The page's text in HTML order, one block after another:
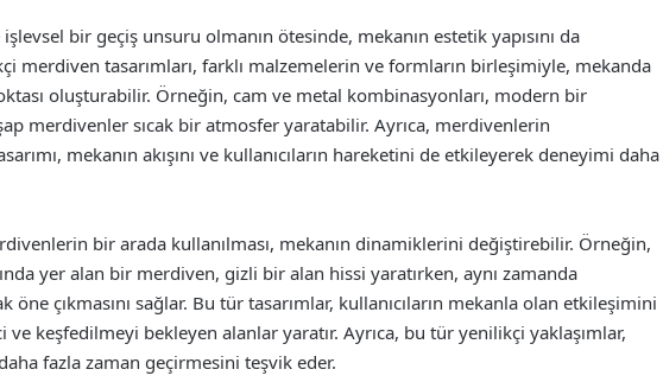
bir geçiş unsuru olmanın ötesinde, mekanın estetik yapısını da
merdiven tasarımları, farklı malzemelerin ve formların birleşimiyle, mekanda
oluşturabilir. Örneğin, cam ve metal kombinasyonları, modern bir
merdivenler sıcak bir atmosfer yaratabilir. Ayrıca, merdivenlerin
mekanın akışını ve kullanıcıların hareketini de etkileyerek deneyimi daha
bir arada kullanılması, mekanın dinamiklerini değiştirebilir. Örneğin,
yer alan bir merdiven, gizli bir alan hissi yaratırken, aynı zamanda
çıkmasını sağlar. Bu tür tasarımlar, kullanıcıların mekanla olan etkileşimini
ve keşfedilmeyi bekleyen alanlar yaratır. Ayrıca, bu tür yenilikçi yaklaşımlar,
fazla zaman geçirmesini teşvik eder.